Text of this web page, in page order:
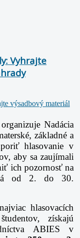
Vyhrajte
Nadácia
základné a
hlasovanie v
aby sa zaujímali
ich pozornosť na
od 2. do 30.
hlasovacích
získajú
ABIES v